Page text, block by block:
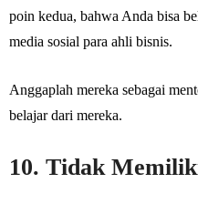
poin kedua, bahwa Anda bisa
media sosial para ahli bisnis.
Anggaplah mereka sebagai
belajar dari mereka.
10. Tidak